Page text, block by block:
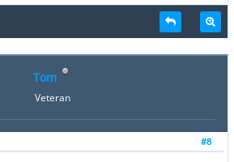
Tom
Veteran
#8